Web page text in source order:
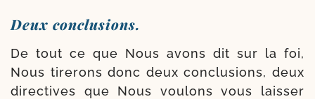
Deux conclusions.
De tout ce que Nous avons dit sur la foi,
Nous tire­rons donc deux conclu­sions, deux
direc­tives que Nous vou­lons vous lais­ser